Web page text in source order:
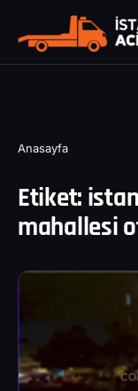
Anasayfa
Etiket:
mahallesi